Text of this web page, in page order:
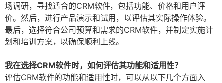
场调研，寻找适合的CRM软件，包括功能、价格和用户评
价。然后，进行产品演示和试用，以评估其实际操作体验。
最后，选择符合公司预算和需求的CRM软件，并制定实施计
划和培训方案，以确保顺利上线。
我在选择CRM软件时，如何评估其功能和适用性？
评估CRM软件的功能和适用性时，可以从以下几个方面入